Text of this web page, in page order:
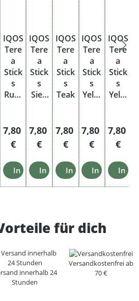
Preis:
Warenkorb
IQOS
Tere
a
Stick
s
Russ
Regulärer Preis:
7,80
€
In den Warenkorb
IQOS
Tere
a
Stick
s
Sien
Regulärer Preis:
7,80
€
In den Warenkorb
IQOS
Tere
a
Stick
s
Teak
Regulärer Preis:
7,80
€
In den Warenkorb
IQOS
Tere
a
Stick
s
Yello
Regulärer
7,80
€
In den
IQOS
Tere
a
Stick
s
Yello
n
7,80
€
In
für dich
innerhalb 24
Stunden
Versandkostenfrei ab
70 €